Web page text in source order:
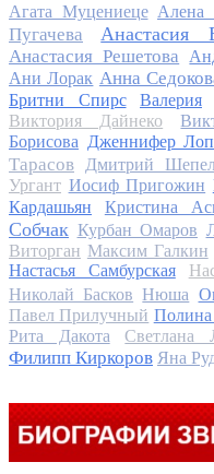
Агата Муцениеце Алена
Пугачева
Анастасия
Анастасия Решетова
Ани Лорак Анна
Бритни Спирс
Валерия
Виктория Дайнеко
Борисова Дженнифер
Тарасов
Дмитрий
Ургант Иосиф Пригожин
Кардашьян
Кристина
Собчак Курбан Омаров
Виторган Максим Галкин
Настасья Самбурская
Николай Басков Нюша
Павел Прилучный Полина
Рита Дакота
Светлана
Филипп Киркоров Яна